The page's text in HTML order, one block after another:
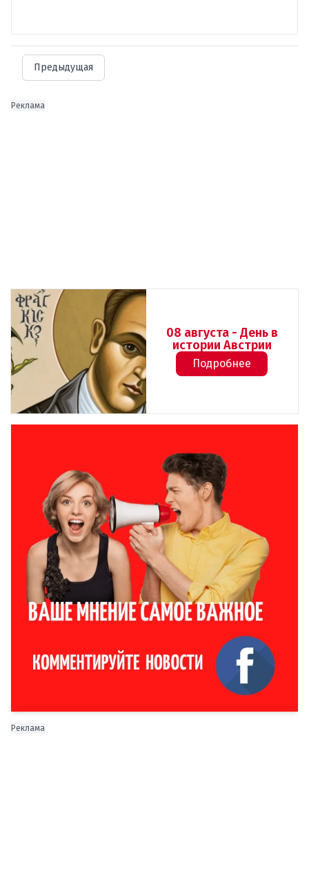
Предыдущая
Реклама
08 августа - День в
истории Австрии
Подробнее
Реклама